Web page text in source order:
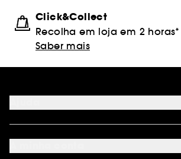
Click&Collect
Recolha em loja em 2 horas*
Saber mais
FAQ
Métodos de pagamento